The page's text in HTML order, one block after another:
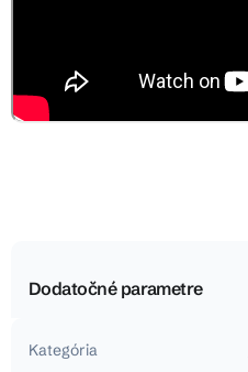
Dodatočné parametre
Kategória